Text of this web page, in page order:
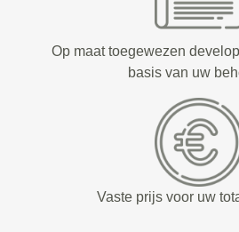
Op maat toegewezen
basis van uw
Vaste prijs voor uw